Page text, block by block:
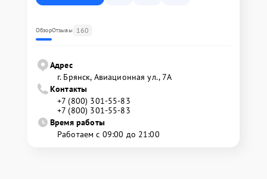
ОбзорОтзывы 160
Адрес
г. Брянск, Авиационная ул., 7А
Контакты
+7 (800) 301-55-83
+7 (800) 301-55-83
Время работы
Работаем с 09:00 до 21:00